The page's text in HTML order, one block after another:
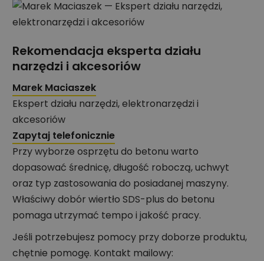
Rekomendacja eksperta działu
narzędzi i akcesoriów
Marek Maciaszek
Ekspert działu narzędzi, elektronarzędzi i
akcesoriów
Zapytaj telefonicznie
Przy wyborze osprzętu do betonu warto
dopasować średnicę, długość roboczą, uchwyt
oraz typ zastosowania do posiadanej maszyny.
Właściwy dobór wiertło SDS-plus do betonu
pomaga utrzymać tempo i jakość pracy.
Jeśli potrzebujesz pomocy przy doborze produktu,
chętnie pomogę. Kontakt mailowy: